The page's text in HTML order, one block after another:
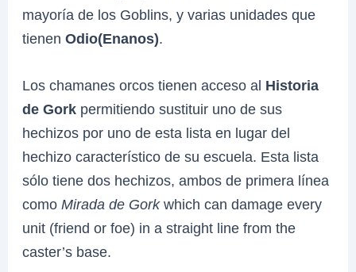
mayoría de los Goblins, y varias unidades que
tienenOdio(Enanos).
Los chamanes orcos tienen acceso al Historia
de Gork permitiendo sustituir uno de sus
hechizos por uno de esta lista en lugar del
hechizo característico de su escuela. Esta lista
sólo tiene dos hechizos, ambos de primera línea
comoMirada de Gorkwhich can damage every
unit (friend or foe) in a straight line from the
caster’s base.